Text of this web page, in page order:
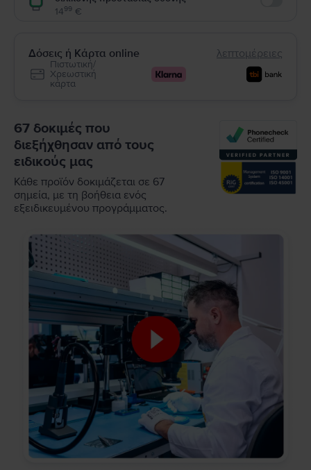
1499 €
Δόσεις ή Κάρτα online λεπτομέρειες
Πιστωτική/
Χρεωστική
κάρτα
67 δοκιμές που
διεξήχθησαν από τους
ειδικούς μας
Κάθε προϊόν δοκιμάζεται σε 67
σημεία, με τη βοήθεια ενός
εξειδικευμένου προγράμματος.